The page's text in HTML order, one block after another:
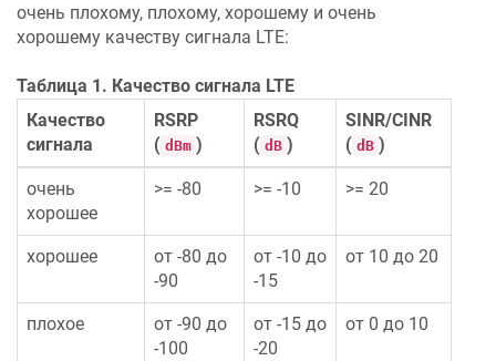
очень плохому, плохому, хорошему и очень
хорошему качеству сигнала LTE:
Таблица 1. Качество сигнала LTE
Качество
сигнала
RSRP
( dBm )
RSRQ
( dB )
SINR/CINR
( dB )
очень
хорошее
>= -80 >= -10 >= 20
хорошее
от -80 до
-90
от -10 до
-15
от 10 до 20
плохое
от -90 до
-100
от -15 до
-20
от 0 до 10